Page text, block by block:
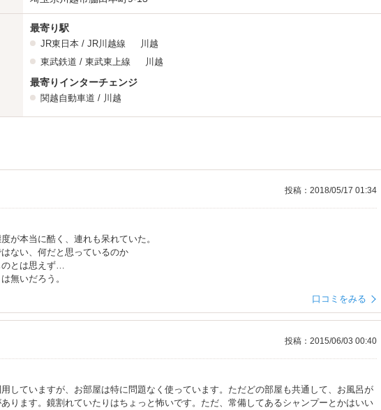
最寄り駅
JR東日本 / JR川越線
川越
東武鉄道 / 東武東上線 川越
最寄りインターチェンジ
関越自動車道 / 川越
投稿：2018/05/17 01:34
が本当に酷く、連れも呆れていた。
ない、何だと思っているのか
のとは思えず…
無いだろう。
口コミをみる
投稿：2015/06/03 00:40
していますが、お部屋は特に問題なく使っています。ただどの部屋も共通して、お風呂が
ります。鏡割れていたりはちょっと怖いです。ただ、常備してあるシャンプーとかはいい